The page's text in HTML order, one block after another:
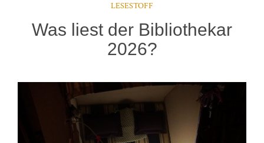
LESESTOFF
Was liest der Bibliothekar
2026?